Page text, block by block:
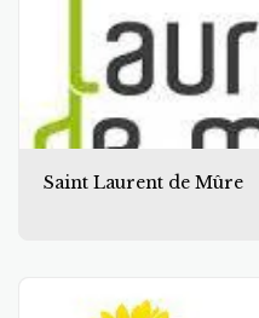
Saint Laurent de Mûre